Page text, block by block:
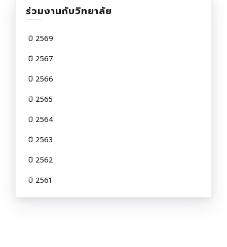
ร่วมงานกับวิทยาลัย
ปี 2569
ปี 2567
ปี 2566
ปี 2565
ปี 2564
ปี 2563
ปี 2562
ปี 2561